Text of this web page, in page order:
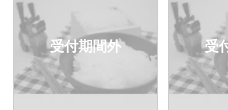
受付期間外 受